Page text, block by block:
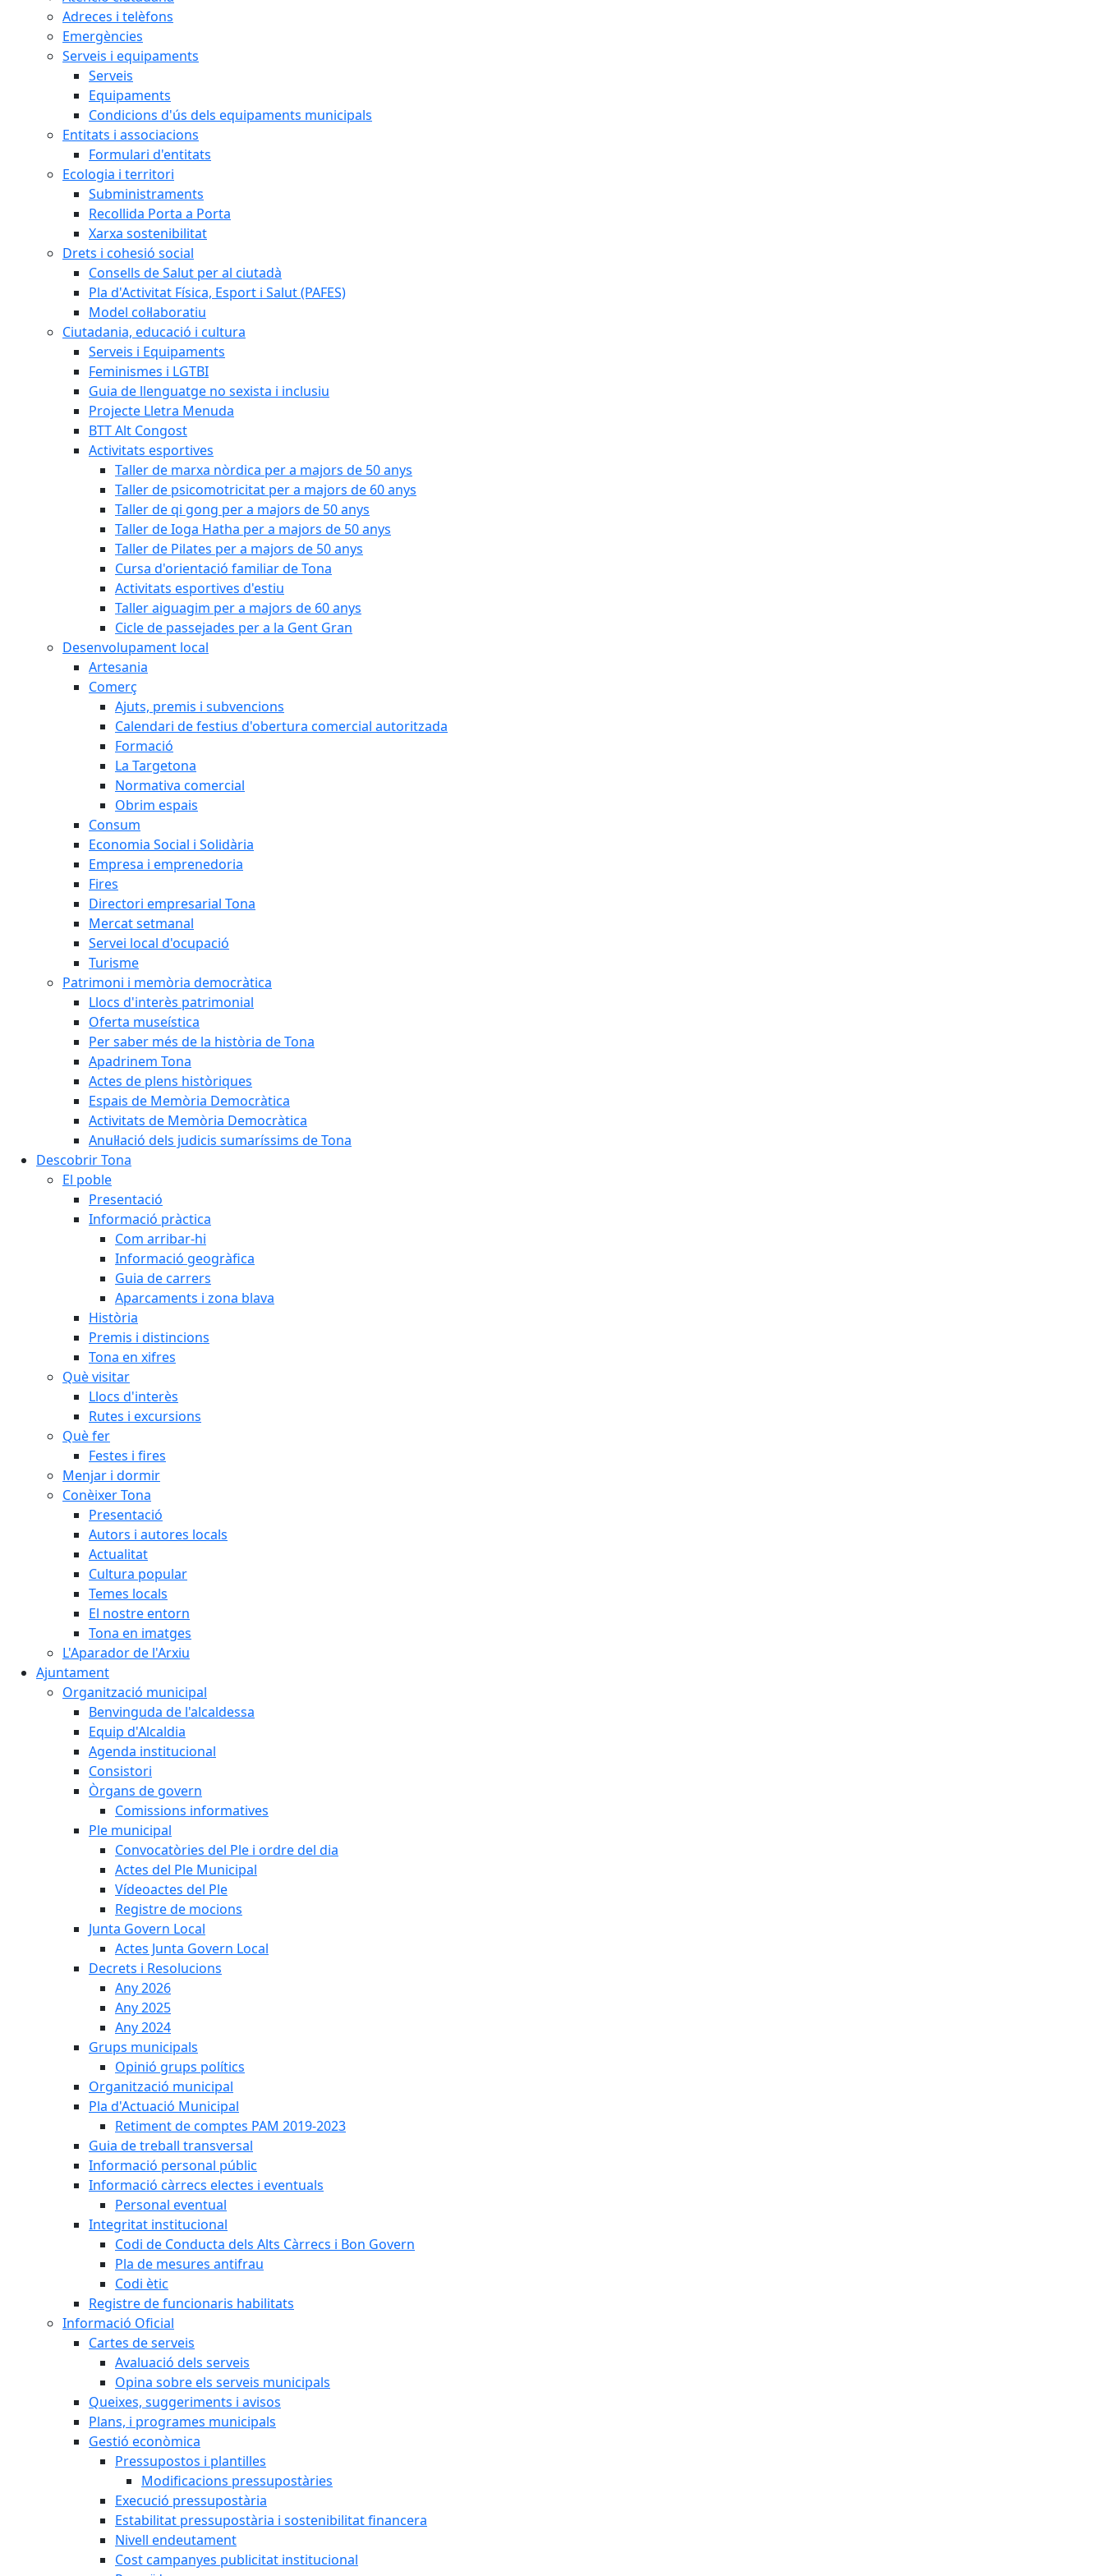
Adreces i telèfons
Emergències
Serveis i equipaments
Serveis
Equipaments
Condicions d'ús dels equipaments municipals
Entitats i associacions
Formulari d'entitats
Ecologia i territori
Subministraments
Recollida Porta a Porta
Xarxa sostenibilitat
Drets i cohesió social
Consells de Salut per al ciutadà
Pla d'Activitat Física, Esport i Salut (PAFES)
Model col·laboratiu
Ciutadania, educació i cultura
Serveis i Equipaments
Feminismes i LGTBI
Guia de llenguatge no sexista i inclusiu
Projecte Lletra Menuda
BTT Alt Congost
Activitats esportives
Taller de marxa nòrdica per a majors de 50 anys
Taller de psicomotricitat per a majors de 60 anys
Taller de qi gong per a majors de 50 anys
Taller de Ioga Hatha per a majors de 50 anys
Taller de Pilates per a majors de 50 anys
Cursa d'orientació familiar de Tona
Activitats esportives d'estiu
Taller aiguagim per a majors de 60 anys
Cicle de passejades per a la Gent Gran
Desenvolupament local
Artesania
Comerç
Ajuts, premis i subvencions
Calendari de festius d'obertura comercial autoritzada
Formació
La Targetona
Normativa comercial
Obrim espais
Consum
Economia Social i Solidària
Empresa i emprenedoria
Fires
Directori empresarial Tona
Mercat setmanal
Servei local d'ocupació
Turisme
Patrimoni i memòria democràtica
Llocs d'interès patrimonial
Oferta museística
Per saber més de la història de Tona
Apadrinem Tona
Actes de plens històriques
Espais de Memòria Democràtica
Activitats de Memòria Democràtica
Anul·lació dels judicis sumaríssims de Tona
Descobrir Tona
El poble
Presentació
Informació pràctica
Com arribar-hi
Informació geogràfica
Guia de carrers
Aparcaments i zona blava
Història
Premis i distincions
Tona en xifres
Què visitar
Llocs d'interès
Rutes i excursions
Què fer
Festes i fires
Menjar i dormir
Conèixer Tona
Presentació
Autors i autores locals
Actualitat
Cultura popular
Temes locals
El nostre entorn
Tona en imatges
L'Aparador de l'Arxiu
Ajuntament
Organització municipal
Benvinguda de l'alcaldessa
Equip d'Alcaldia
Agenda institucional
Consistori
Òrgans de govern
Comissions informatives
Ple municipal
Convocatòries del Ple i ordre del dia
Actes del Ple Municipal
Vídeoactes del Ple
Registre de mocions
Junta Govern Local
Actes Junta Govern Local
Decrets i Resolucions
Any 2026
Any 2025
Any 2024
Grups municipals
Opinió grups polítics
Organització municipal
Pla d'Actuació Municipal
Retiment de comptes PAM 2019-2023
Guia de treball transversal
Informació personal públic
Informació càrrecs electes i eventuals
Personal eventual
Integritat institucional
Codi de Conducta dels Alts Càrrecs i Bon Govern
Pla de mesures antifrau
Codi ètic
Registre de funcionaris habilitats
Informació Oficial
Cartes de serveis
Avaluació dels serveis
Opina sobre els serveis municipals
Queixes, suggeriments i avisos
Plans, i programes municipals
Gestió econòmica
Pressupostos i plantilles
Modificacions pressupostàries
Execució pressupostària
Estabilitat pressupostària i sostenibilitat financera
Nivell endeutament
Cost campanyes publicitat institucional